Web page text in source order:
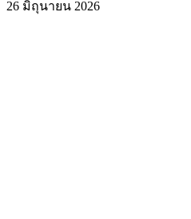
26 มิถุนายน 2026